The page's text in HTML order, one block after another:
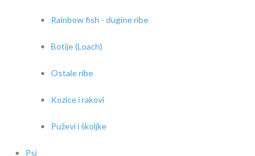
Rainbow fish - dugine ribe
Botije (Loach)
Ostale ribe
Kozice i rakovi
Puževi i školjke
Psi